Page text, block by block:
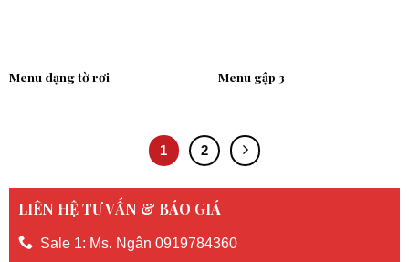
Menu dạng tờ rơi Menu gập 3
1 2
LIÊN HỆ TƯ VẤN & BÁO GIÁ
Sale 1: Ms. Ngân 0919784360